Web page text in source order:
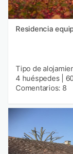
Residencia
Tipo de
4 huéspedes
Comentarios: 8